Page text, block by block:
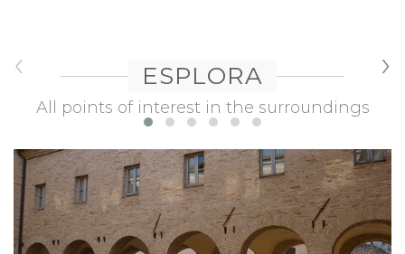
ESPLORA
All points of interest in the surroundings
‹ ›